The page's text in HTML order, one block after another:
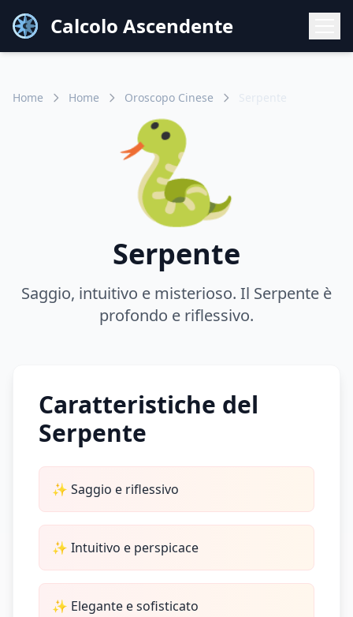
Calcolo Ascendente
Home Home Oroscopo Cinese
🐍
Serpente
Saggio, intuitivo e misterioso. Il Serpente è
profondo e riflessivo.
Caratteristiche del
Serpente
✨ Saggio e riflessivo
✨ Intuitivo e perspicace
✨ Elegante e sofisticato